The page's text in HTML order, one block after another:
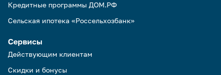
Кредитные программы ДОМ.РФ
Сельская ипотека «Россельхозбанк»
Сервисы
Действующим клиентам
Скидки и бонусы